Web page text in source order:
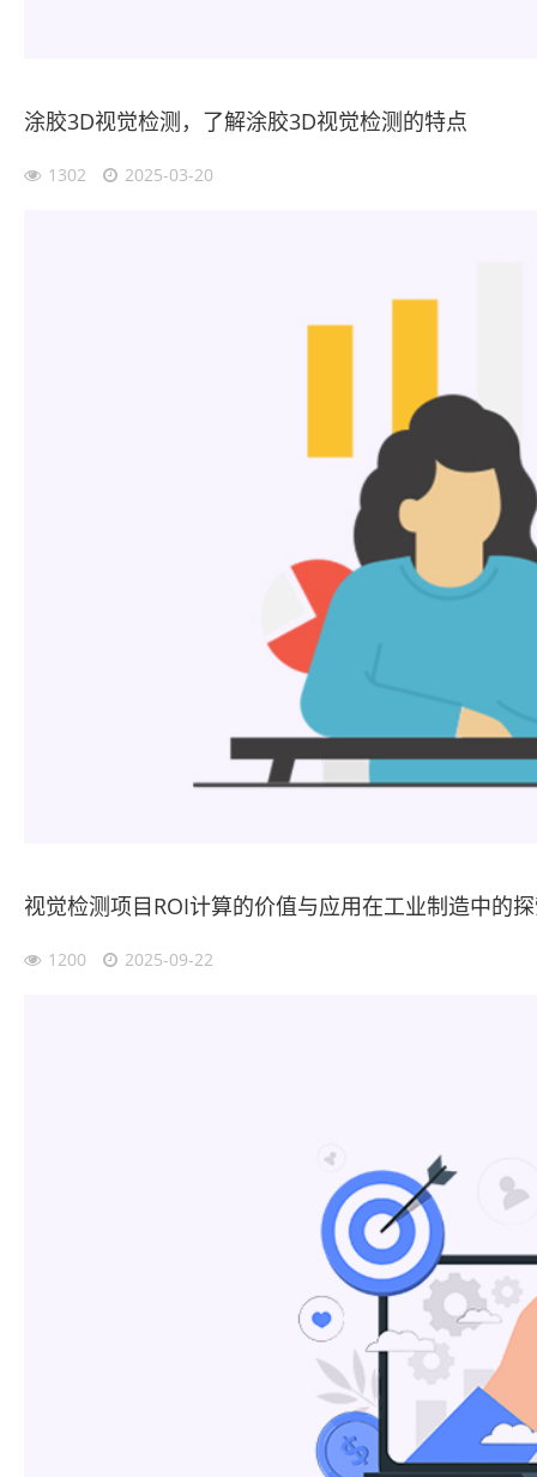
涂胶3D视觉检测，了解涂胶3D视觉检测的特点
1302 2025-03-20
视觉检测项目ROI计算的价值与应用在工业制造中的
1200 2025-09-22